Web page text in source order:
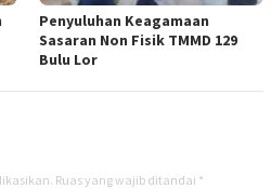
Penyuluhan Keagamaan
Sasaran Non Fisik TMMD 129
Bulu Lor
Ruas yang wajib ditandai *